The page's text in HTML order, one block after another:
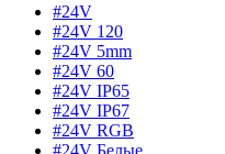
#24V
#24V 120
#24V 5mm
#24V 60
#24V IP65
#24V IP67
#24V RGB
#24V Белые